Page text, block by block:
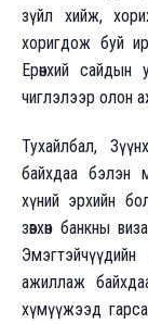
зүйл хийж,
хоригдож буй
Ерөнхий сайдын
чиглэлээр олон
Тухайлбал,
байхдаа бэлэн
хүний эрхийн
зөвхөн банкны
ажиллаж
хүмүүжээд